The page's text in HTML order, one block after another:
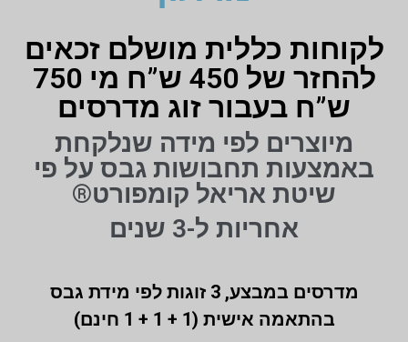
לקוחות כללית מושלם זכאים
להחזר של 450 ש”ח מי 750
ש”ח בעבור זוג מדרסים
מיוצרים לפי מידה שנלקחת
באמצעות תחבושות גבס על פי
שיטת אריאל קומפורט®
אחריות ל-3 שנים
מדרסים במבצע,
3 זוגות לפי מידת גבס
בהתאמה אישית (1 + 1 + 1 חינם)